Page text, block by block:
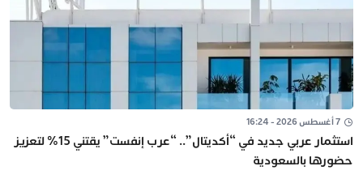
7 أغسطس 2026 - 16:24
استثمار عربي جديد في “أكديتال”.. “عرب إنفست” يقتني 15% لتعزيز
حضورها بالسعودية